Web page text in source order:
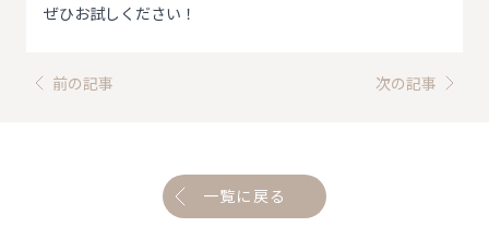
ぜひお試しください！
前の記事 次の記事
一覧に戻る